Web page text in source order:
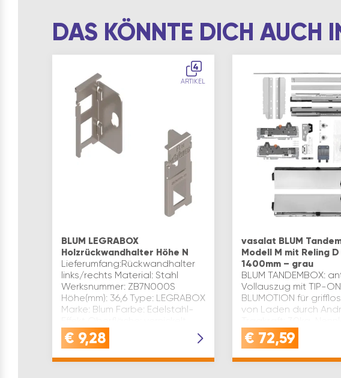
DAS KÖNNTE DICH AUCH
4
ARTIKEL
BLUM LEGRABOX
Holzrückwandhalter Höhe N
Lieferumfang:Rückwandhalter
links/rechts Material: Stahl
Werksnummer: ZB7N000S
Höhe(mm): 36,6 Type: LEGRABOX
Marke: Blum Farbe: Edelstahl-
Inhaltsangabe (GT): 1
€ 9,28
vasalat BLUM
Modell M mit Reling
1400mm – grau
BLUM TANDEMBOX:
Vollauszug mit TIP-ON
BLUMOTION für
von Laden durch
400mm, Farbe: Stahl
RAL9006PLATZBEDARF
€ 72,59